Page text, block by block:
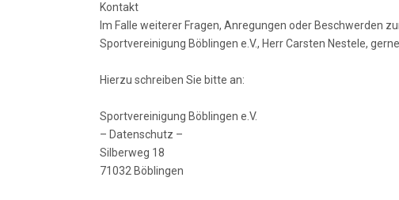
Kontakt
Im Falle weiterer Fragen, Anregungen oder Beschwerden
Sportvereinigung Böblingen e.V., Herr Carsten Nestele,
Hierzu schreiben Sie bitte an:
Sportvereinigung Böblingen e.V.
– Datenschutz –
Silberweg 18
71032 Böblingen